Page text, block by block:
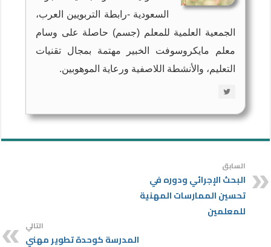
السعودية -رابطة التربويين العرب،
الجمعية العلمية للمعلم (جسم) حاصلة على وسام
معلم مايكروسوفت الخبير مهتمة بمجال تقنيات
التعليم، والأنشطة اللاصفية ورعاية الموهوبين.
السابق
البحث الإجرائي ودوره في
تحسين الممارسات المهنية
للمعلمين
التالي
المدرسة كوحدة تطوير مهني